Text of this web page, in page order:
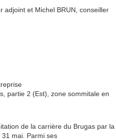
adjoint et Michel BRUN, conseiller
partie 2 (Est), zone sommitale en
de la carrière du Brugas par la
mai. Parmi ses